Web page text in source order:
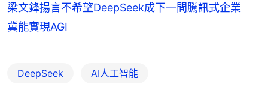
梁文鋒揚言不希望DeepSeek成下一間騰訊式企業
冀能實現AGI
DeepSeek AI人工智能